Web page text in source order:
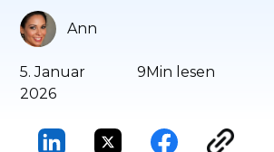
5. Januar
2026
9Min lesen
Ann